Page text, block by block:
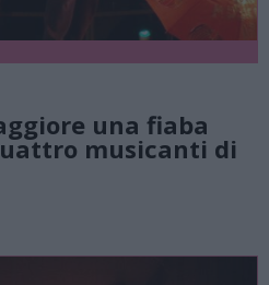
una fiaba
musicanti di